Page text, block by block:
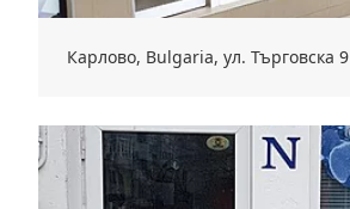
Карлово, Bulgaria, ул. Търговска 9